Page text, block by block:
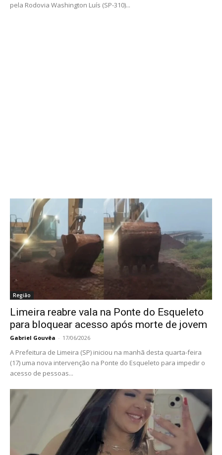
pela Rodovia Washington Luís (SP-310)...
Região
Limeira reabre vala na Ponte do Esqueleto
para bloquear acesso após morte de jovem
Gabriel Gouvêa - 17/06/2026
A Prefeitura de Limeira (SP) iniciou na manhã desta quarta-feira
(17) uma nova intervenção na Ponte do Esqueleto para impedir o
acesso de pessoas...